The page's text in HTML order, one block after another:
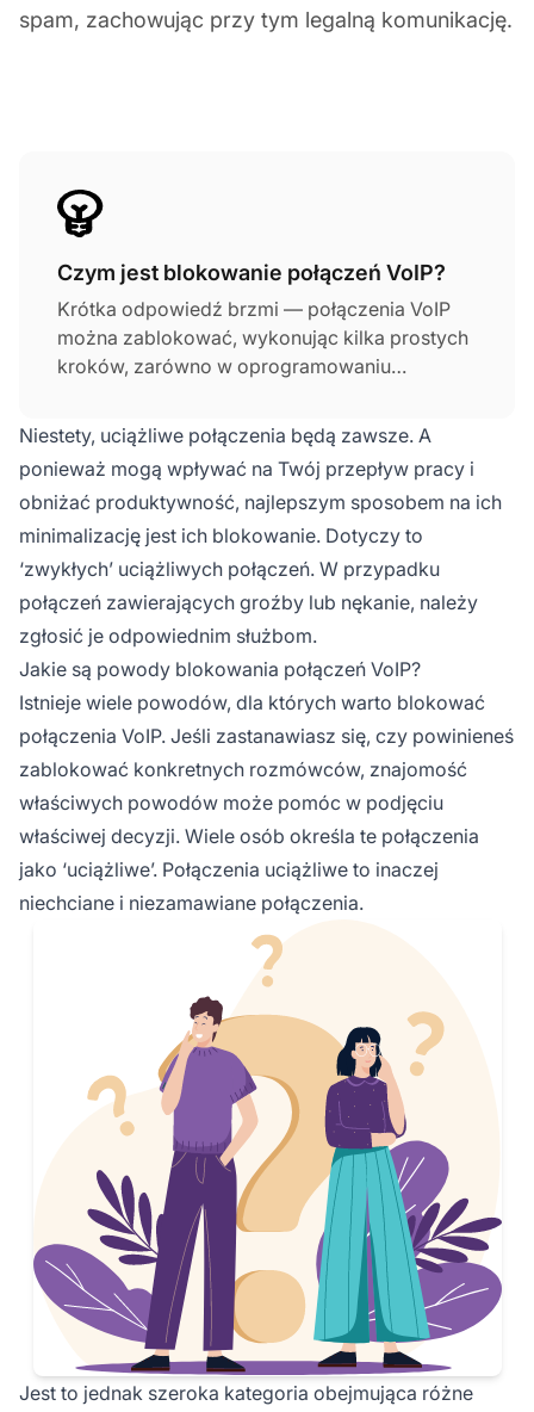
spam, zachowując przy tym legalną komunikację.
Czym jest blokowanie połączeń VoIP?
Krótka odpowiedź brzmi — połączenia VoIP
można zablokować, wykonując kilka prostych
kroków, zarówno w oprogramowaniu
urządzeniu mobilnym. Ta praktyka sprawdziła
się doskonale w zapobieganiu wykonywaniu
połączeń bez zgody klienta, ponieważ możesz
po prostu dodać numery do listy odrzuceń i
polegać na ustawowych zasadach Listy Nie
Dzwonić w Twoim stanie lub kraju.
Niestety, uciążliwe połączenia będą zawsze. A
ponieważ mogą wpływać na Twój przepływ pracy i
obniżać produktywność, najlepszym sposobem na ich
minimalizację jest ich blokowanie. Dotyczy to
‘zwykłych’ uciążliwych połączeń. W przypadku
połączeń zawierających groźby lub nękanie, należy
zgłosić je odpowiednim służbom.
Jakie są powody blokowania połączeń VoIP?
Istnieje wiele powodów, dla których warto blokować
połączenia VoIP. Jeśli zastanawiasz się, czy powinieneś
zablokować konkretnych rozmówców, znajomość
właściwych powodów może pomóc w podjęciu
właściwej decyzji. Wiele osób określa te połączenia
jako ‘uciążliwe’. Połączenia uciążliwe to inaczej
niechciane i niezamawiane połączenia.
Jest to jednak szeroka kategoria obejmująca różne